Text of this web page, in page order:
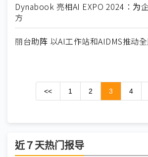
Dynabook 亮相AI EXPO 2024：为
方
丽台助阵 以AI工作站和AIDMS推动
<< 1 2 3 4
近７天热门报导